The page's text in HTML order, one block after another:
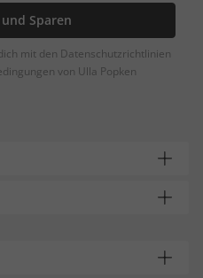
Sparen
mit den Datenschutzrichtlinien
von Ulla Popken